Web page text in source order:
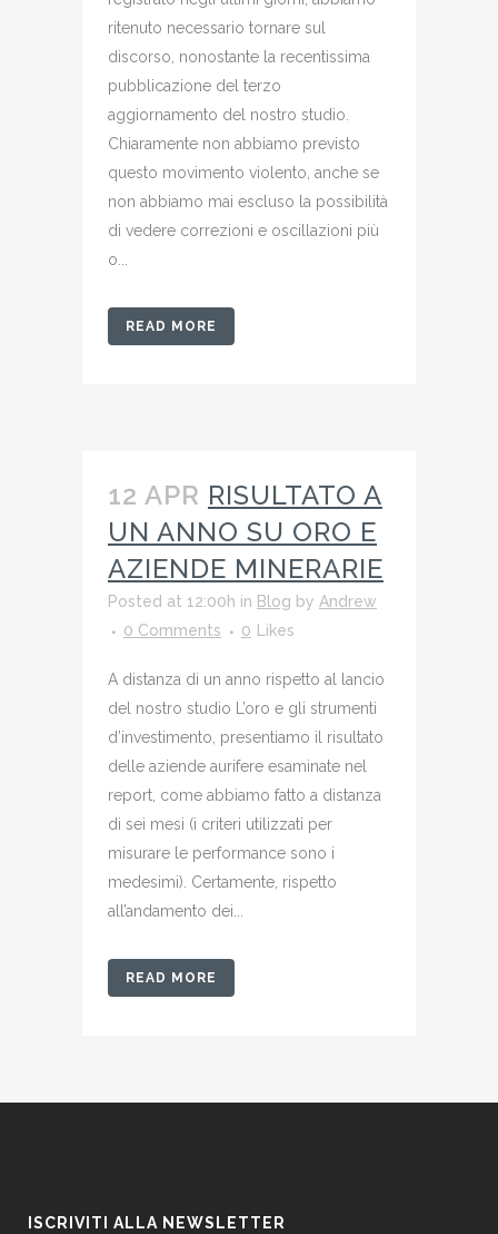
ritenuto necessario tornare sul
discorso, nonostante la recentissima
pubblicazione del terzo
aggiornamento del nostro studio.
Chiaramente non abbiamo previsto
questo movimento violento, anche se
non abbiamo mai escluso la possibilità
di vedere correzioni e oscillazioni più
o...
READ MORE
12 APR RISULTATO A
UN ANNO SU ORO E
AZIENDE MINERARIE
Posted at 12:00h in Blog by Andrew
0 Comments
0 Likes
A distanza di un anno rispetto al lancio
del nostro studio L’oro e gli strumenti
d’investimento, presentiamo il risultato
delle aziende aurifere esaminate nel
report, come abbiamo fatto a distanza
di sei mesi (i criteri utilizzati per
misurare le performance sono i
medesimi). Certamente, rispetto
all’andamento dei...
READ MORE
ISCRIVITI ALLA NEWSLETTER